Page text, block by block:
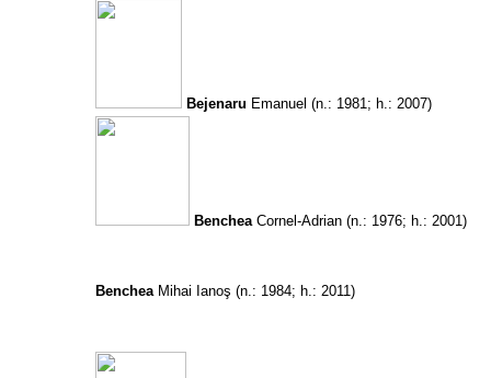
Bejenaru Emanuel (n.: 1981; h.: 2007)
BencheaCornel-Adrian (n.: 1976; h.: 2001)
BencheaMihai Ianoş (n.: 1984; h.: 2011)